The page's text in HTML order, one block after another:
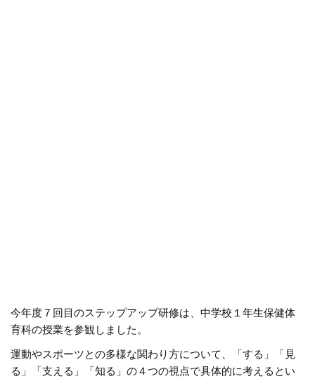
今年度７回目のステップアップ研修は、中学校１年生保健体
育科の授業を参観しました。
運動やスポーツとの多様な関わり方について、「する」「見
る」「支える」「知る」の４つの視点で具体的に考えるとい